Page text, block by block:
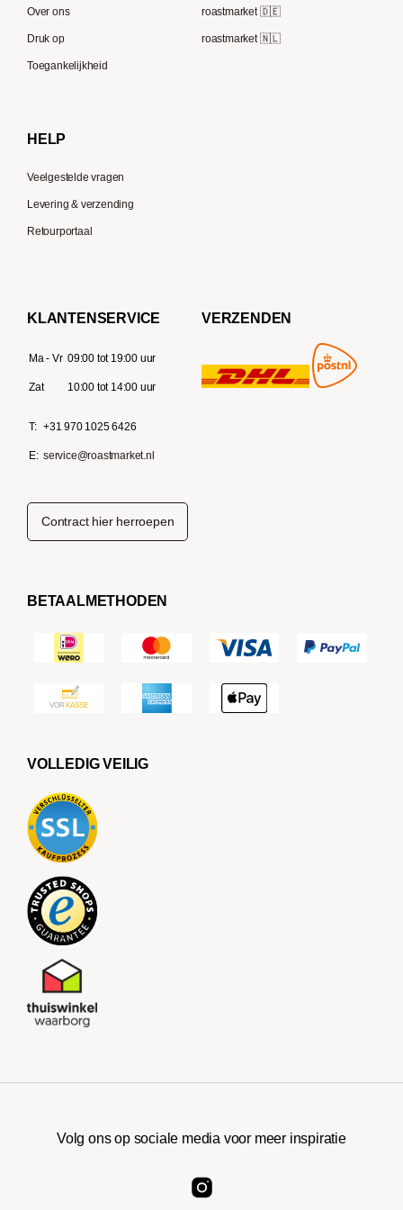
Speicherstadt Kaffee
Supremo
Moccamaster
Over ons
Druk op
Toegankelijkheid
roastmarket 🇩🇪
roastmarket 🇳🇱
HELP
Veelgestelde vragen
Levering & verzending
Retourportaal
KLANTENSERVICE
Ma - Vr 09:00 tot 19:00 uur
Zat 10:00 tot 14:00 uur
T: +31 970 1025 6426
E: service@roastmarket.nl
VERZENDEN
Contract hier herroepen
BETAALMETHODEN
VOLLEDIG VEILIG
Volg ons op sociale media voor meer inspiratie